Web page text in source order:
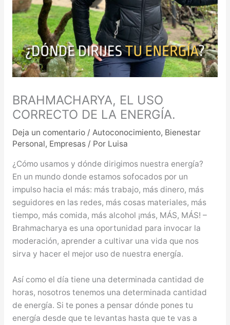
BRAHMACHARYA, EL USO
CORRECTO DE LA ENERGÍA.
Deja un comentario / Autoconocimiento, Bienestar
Personal, Empresas/ Por Luisa
¿Cómo usamos y dónde dirigimos nuestra energía?
En un mundo donde estamos sofocados por un
impulso hacia el más: más trabajo, más dinero, más
seguidores en las redes, más cosas materiales, más
tiempo, más comida, más alcohol ¡más, MÁS, MÁS! –
Brahmacharya es una oportunidad para invocar la
moderación, aprender a cultivar una vida que nos
sirva y hacer el mejor uso de nuestra energía.
Así como el día tiene una determinada cantidad de
horas, nosotros tenemos una determinada cantidad
de energía. Si te pones a pensar dónde pones tu
energía desde que te levantas hasta que te vas a